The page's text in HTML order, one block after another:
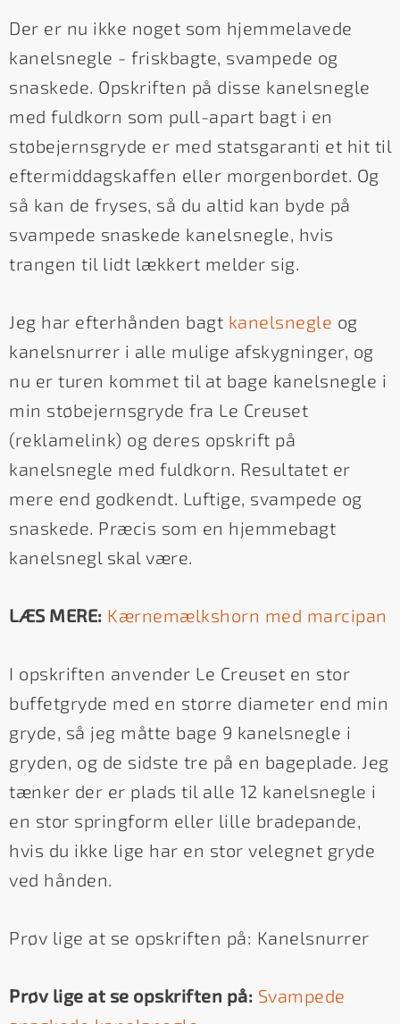
Der er nu ikke noget som hjemmelavede
kanelsnegle - friskbagte, svampede og
snaskede. Opskriften på disse kanelsnegle
med fuldkorn som pull-apart bagt i en
støbejernsgryde er med statsgaranti et hit til
eftermiddagskaffen eller morgenbordet. Og
så kan de fryses, så du altid kan byde på
svampede snaskede kanelsnegle, hvis
trangen til lidt lækkert melder sig.
Jeg har efterhånden bagt kanelsnegle og
kanelsnurrer i alle mulige afskygninger, og
nu er turen kommet til at bage kanelsnegle i
min støbejernsgryde fra Le Creuset
(reklamelink) og deres opskrift på
kanelsnegle med fuldkorn. Resultatet er
mere end godkendt. Luftige, svampede og
snaskede. Præcis som en hjemmebagt
kanelsnegl skal være.
LÆS MERE: Kærnemælkshorn med marcipan
I opskriften anvender Le Creuset en stor
buffetgryde med en større diameter end min
gryde, så jeg måtte bage 9 kanelsnegle i
gryden, og de sidste tre på en bageplade. Jeg
tænker der er plads til alle 12 kanelsnegle i
en stor springform eller lille bradepande,
hvis du ikke lige har en stor velegnet gryde
ved hånden.
Prøv lige at se opskriften på: Kanelsnurrer
Prøv lige at se opskriften på: Svampede